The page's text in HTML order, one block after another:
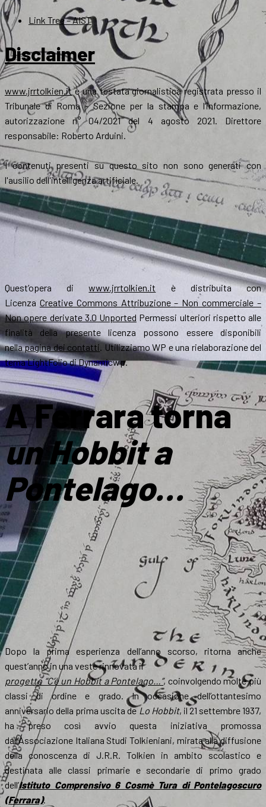
Link Tree – AIST
Disclaimer
www.jrrtolkien.itè una testata giornalistica registrata presso il
Tribunale di Roma - Sezione per la stampa e l’informazione,
autorizzazione n° 04/2021 del 4 agosto 2021. Direttore
responsabile: Roberto Arduini.
I contenuti presenti su questo sito non sono generati con
l'ausilio dell'intelligenza artificiale.
Quest’opera diwww.jrrtolkien.it è distribuita con
Licenza Creative Commons Attribuzione – Non commerciale –
Non opere derivate 3.0 Unported Permessi ulteriori rispetto alle
finalità della presente licenza possono essere disponibili
nellapagina dei contatti. Utilizziamo WP e una rielaborazione del
tema LightFolio di Dynamicwp.
A Ferrara torna
un Hobbit a
Pontelago…
Dopo la prima esperienza dell’anno scorso, ritorna anche
quest’anno in una veste rinnovata il
progetto “C’è un Hobbit a Pontelago…”, coinvolgendo molte più
classi di ordine e grado. In occasione dell’ottantesimo
anniversario della prima uscita deLo Hobbit, il 21 settembre 1937,
ha preso così avvio questa iniziativa promossa
dall’Associazione Italiana Studi Tolkieniani, mirata alla diffusione
della conoscenza di J.R.R. Tolkien in ambito scolastico e
destinata alle classi primarie e secondarie di primo grado
dell’Istituto Comprensivo 6 Cosmè Tura di Pontelagoscuro
(Ferrara).